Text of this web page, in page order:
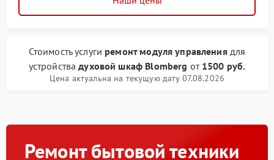
Стоимость услуги ремонт модуля управлениядля
устройствадуховой шкаф Blomberg от 1500 руб.
Цена актуальна на текущую дату 07.08.2026
Ремонт бытовой техники